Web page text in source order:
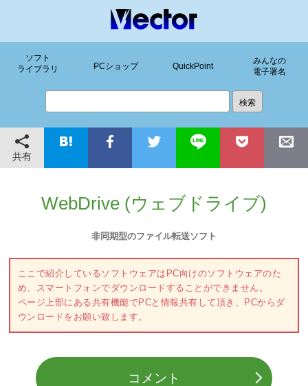
ソフト
ライブラリ
PCショップ QuickPoint
みんなの
電子署名
共有
WebDrive (ウェブドライブ)
非同期型のファイル転送ソフト
ここで紹介しているソフトウェアはPC向けのソフトウェアのた
め、スマートフォンでダウンロードすることができません。
ページ上部にある共有機能でPCと情報共有して頂き、PCからダ
ウンロードをお願い致します。
コメント